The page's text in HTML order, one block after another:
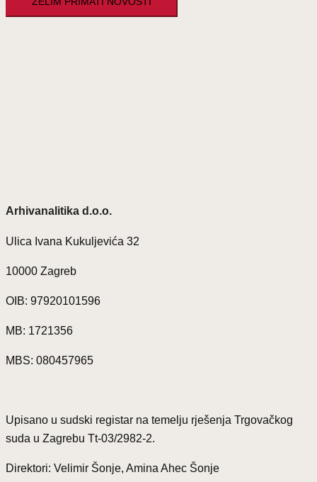
Arhivanalitika d.o.o.
Ulica Ivana Kukuljevića 32
10000 Zagreb
OIB: 97920101596
MB: 1721356
MBS: 080457965
Upisano u sudski registar na temelju rješenja Trgovačkog
suda u Zagrebu Tt-03/2982-2.
Direktori: Velimir Šonje, Amina Ahec Šonje